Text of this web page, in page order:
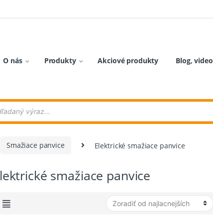
O nás Produkty Akciové produkty Blog, video
Smažiace panvice Elektrické smažiace panvice
smažiace panvice